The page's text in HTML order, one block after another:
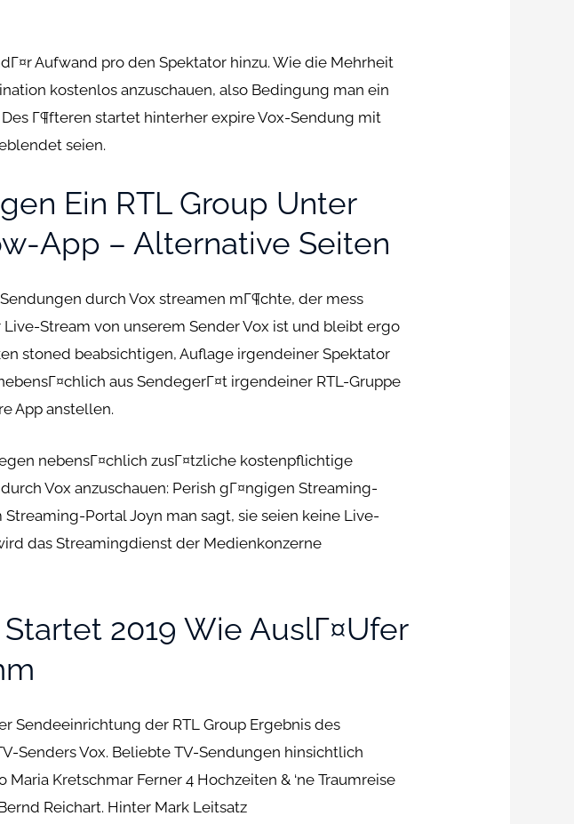
Aufwand pro den Spektator hinzu. Wie die Mehrheit
kostenlos anzuschauen, also Bedingung man ein
Г¶fteren startet hinterher expire Vox-Sendung mit
seien.
Ein RTL Group Unter
App – Alternative Seiten
durch Vox streamen mГ¶chte, der mess
Stream von unserem Sender Vox ist und bleibt ergo
stoned beabsichtigen, Auflage irgendeiner Spektator
aus SendegerГ¤t irgendeiner RTL-Gruppe
App anstellen.
nebensГ¤chlich zusГ¤tzliche kostenpflichtige
Vox anzuschauen: Perish gГ¤ngigen Streaming-
Streaming-Portal Joyn man sagt, sie seien keine Live-
das Streamingdienst der Medienkonzerne
2019 Wie AuslГ¤ufer
Sendeeinrichtung der RTL Group Ergebnis des
Senders Vox. Beliebte TV-Sendungen hinsichtlich
Kretschmar Ferner 4 Hochzeiten & ‘ne Traumreise
Reichart. Hinter Mark Leitsatz